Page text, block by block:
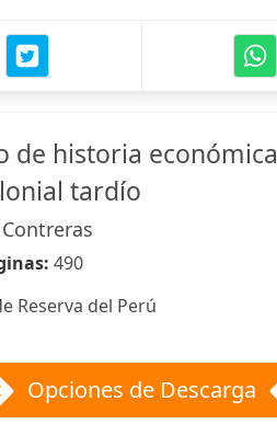
de historia
tardío
490
Reserva del Perú
Opciones de Descarga